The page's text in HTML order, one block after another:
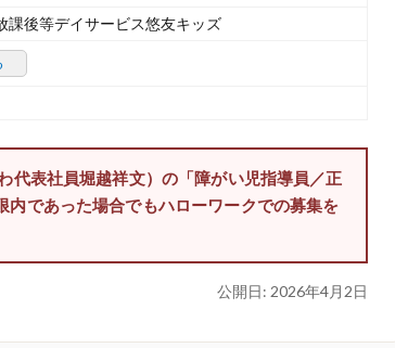
課後等デイサービス悠友キッズ
代表社員堀越祥文）の「障がい児指導員／正
であった場合でもハローワークでの募集を
公開日: 2026年4月2日